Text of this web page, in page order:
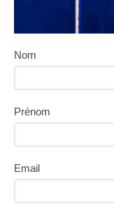
Nom
Prénom
Email